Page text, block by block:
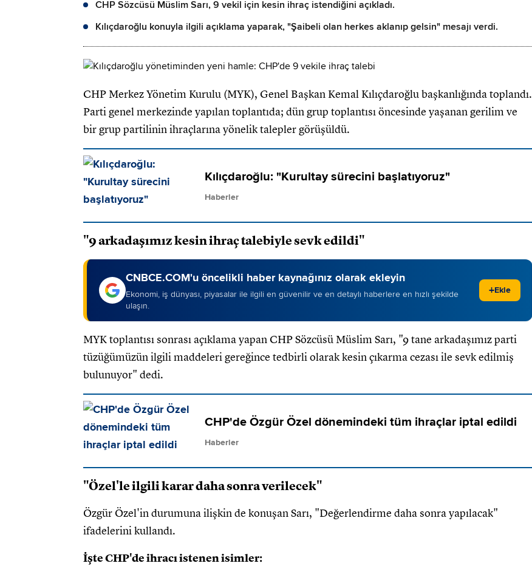
CHP Sözcüsü Müslim Sarı, 9 vekil için kesin ihraç istendiğini açıkladı.
Kılıçdaroğlu konuyla ilgili açıklama yaparak, "Şaibeli olan herkes aklanıp gelsin" mesajı verdi.
CHP Merkez Yönetim Kurulu (MYK), Genel Başkan Kemal Kılıçdaroğlu başkanlığında toplandı.
Parti genel merkezinde yapılan toplantıda; dün grup toplantısı öncesinde yaşanan gerilim ve
bir grup partilinin ihraçlarına yönelik talepler görüşüldü.
Kılıçdaroğlu: "Kurultay sürecini başlatıyoruz"
Haberler
"9 arkadaşımız kesin ihraç talebiyle sevk edildi"
CNBCE.COM'u öncelikli haber kaynağınız olarak ekleyin
Ekonomi, iş dünyası, piyasalar ile ilgili en güvenilir ve en detaylı haberlere en hızlı şekilde
ulaşın.
+Ekle
MYK toplantısı sonrası açıklama yapan CHP Sözcüsü Müslim Sarı, "9 tane arkadaşımız parti
tüzüğümüzün ilgili maddeleri gereğince tedbirli olarak kesin çıkarma cezası ile sevk edilmiş
bulunuyor" dedi.
CHP'de Özgür Özel dönemindeki tüm ihraçlar iptal edildi
Haberler
"Özel'le ilgili karar daha sonra verilecek"
Özgür Özel'in durumuna ilişkin de konuşan Sarı, "Değerlendirme daha sonra yapılacak"
ifadelerini kullandı.
İşte CHP'de ihracı istenen isimler: